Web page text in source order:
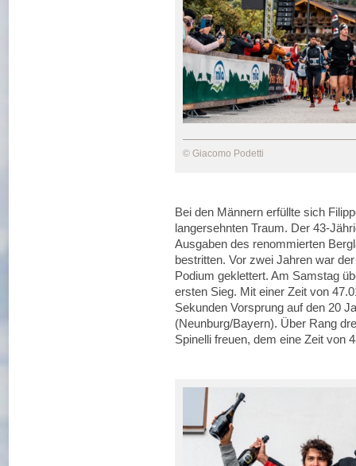
© Giacomo Podetti
Bei den Männern erfüllte sich
langersehnten Traum. Der 43-
Ausgaben des renommierten
bestritten. Vor zwei Jahren war
Podium geklettert. Am Samstag
ersten Sieg. Mit einer Zeit von
Sekunden Vorsprung auf den 20
(Neunburg/Bayern). Über Rang
Spinelli freuen, dem eine Zeit von